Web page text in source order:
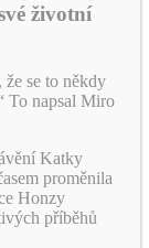
životní
se to někdy
To napsal Miro
Katky
proměnila
Honzy
příběhů